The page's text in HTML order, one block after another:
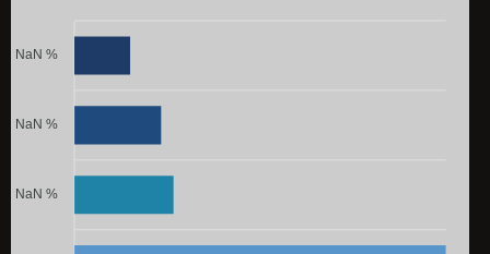
NaN %
NaN %
NaN %